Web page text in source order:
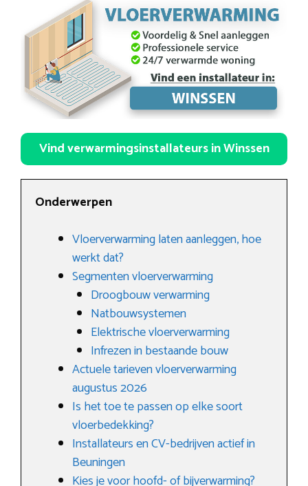
Vind verwarmingsinstallateurs in Winssen
Onderwerpen
Vloerverwarming laten aanleggen, hoe
werkt dat?
Segmenten vloerverwarming
Droogbouw verwarming
Natbouwsystemen
Elektrische vloerverwarming
Infrezen in bestaande bouw
Actuele tarieven vloerverwarming
augustus 2026
Is het toe te passen op elke soort
vloerbedekking?
Installateurs en CV-bedrijven actief in
Beuningen
Kies je voor hoofd- of bijverwarming?